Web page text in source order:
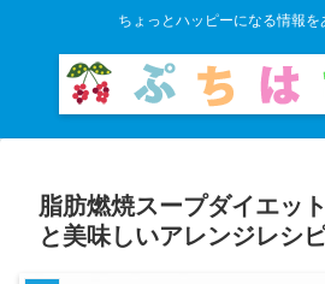
ちょっとハッピーになる情報を
脂肪燃焼スープダイエッ
と美味しいアレンジレシ